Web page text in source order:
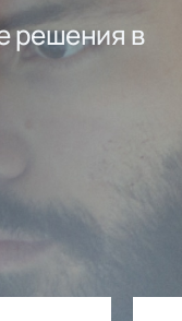
решения в